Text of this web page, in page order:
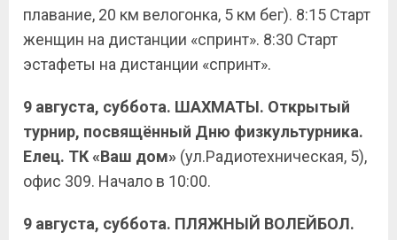
плавание, 20 км велогонка, 5 км бег). 8:15 Старт
женщин на дистанции «спринт». 8:30 Старт
эстафеты на дистанции «спринт».
9 августа, суббота. ШАХМАТЫ. Открытый
турнир, посвящённый Дню физкультурника.
Елец. ТК «Ваш дом» (ул.Радиотехническая, 5),
офис 309. Начало в 10:00.
9 августа, суббота. ПЛЯЖНЫЙ ВОЛЕЙБОЛ.